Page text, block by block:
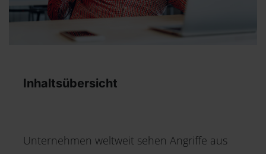
Inhaltsübersicht
Unternehmen weltweit sehen Angriffe aus